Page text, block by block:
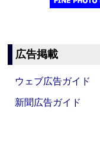
広告掲載
ウェブ広告ガイド
新聞広告ガイド